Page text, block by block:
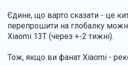
Єдине, що варто сказати - це
перепрошити на глобалку
Xiaomi 13T (через +-2 тижні).
Тож, якщо ви фанат Xiaomi -